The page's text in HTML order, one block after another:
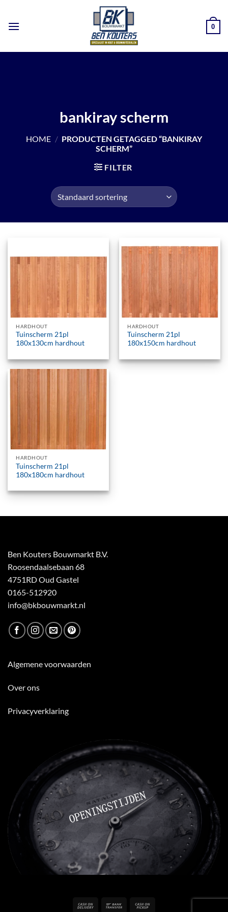
inhoud
0
bankiray scherm
HOME / PRODUCTEN GETAGGED “BANKIRAY
SCHERM”
FILTER
HARDHOUT
Tuinscherm 21pl
180x130cm hardhout
HARDHOUT
Tuinscherm 21pl
180x150cm hardhout
HARDHOUT
Tuinscherm 21pl
180x180cm hardhout
Ben Kouters Bouwmarkt B.V.
Roosendaalsebaan 68
4751RD Oud Gastel
0165-512920
info@bkbouwmarkt.nl
Algemene voorwaarden
Over ons
Privacyverklaring
Cash
Bank